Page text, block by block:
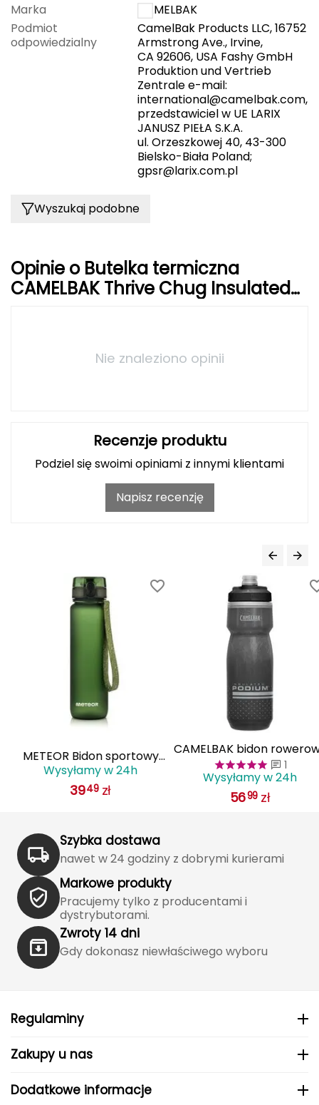
HAGLÖFS
Hoka
Hydro Flask
Karpos
Kayland
Keen
Klymit
Kohla
LEATT
LOOP
LOOP WALK
Marka
CAMELBAK
Podmiot
odpowiedzialny
CamelBak Products LLC, 16752
Armstrong Ave., Irvine,
CA 92606, USA Fashy GmbH
Produktion und Vertrieb
Zentrale e-mail:
international@camelbak.com,
przedstawiciel w UE LARIX
JANUSZ PIEŁA S.K.A.
ul. Orzeszkowej 40, 43-300
Bielsko-Biała Poland;
gpsr@larix.com.pl
Wyszukaj podobne
Opinie o Butelka termiczna
CAMELBAK Thrive Chug Insulated
Nie znaleziono opinii
Recenzje produktu
Podziel się swoimi opiniami z innymi klientami
Napisz recenzję
METEOR Bidon sportowy
1000 ml
Wysyłamy w 24h
3949 zł
CAMELBAK bidon
butelka sportowa na
620ml Podium Chill
1
Wysyłamy w 24h
5699 zł
Szybka dostawa
nawet w 24 godziny z dobrymi kurierami
Markowe produkty
Pracujemy tylko z producentami i
dystrybutorami.
Zwroty 14 dni
Gdy dokonasz niewłaściwego wyboru
Regulaminy
Zakupy u nas
Dodatkowe informacje